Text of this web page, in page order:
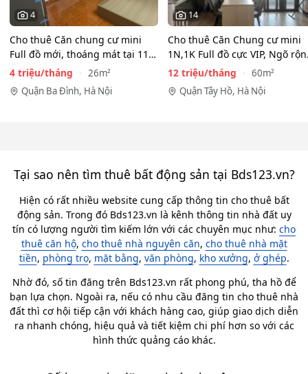
4
Cho thuê Căn chung cư mini
Full đồ mới, thoáng mát tại 116
Phan Kế Bính, Ba…
4 triệu/tháng
26m²
Quận Ba Đình, Hà Nội
14
Cho thuê Căn Chung cư mini
1N,1K Full đồ cực VIP, Ngõ
View toàn mặt hồ…
12 triệu/tháng
60m²
Quận Tây Hồ, Hà Nội
Tại sao nên tìm thuê bất động sản tại Bds123.vn?
Hiện có rất nhiều website cung cấp thông tin cho thuê bất
động sản. Trong đó Bds123.vn là kênh thông tin nhà đất uy
tín có lượng người tìm kiếm lớn với các chuyên mục như: cho
thuê căn hộ, cho thuê nhà nguyên căn, cho thuê nhà mặt
tiền, phòng trọ, mặt bằng, văn phòng, kho xưởng, ở ghép.
Nhờ đó, số tin đăng trên Bds123.vn rất phong phú, tha hồ để
bạn lựa chọn. Ngoài ra, nếu có nhu cầu đăng tin cho thuê nhà
đất thì cơ hội tiếp cận với khách hàng cao, giúp giao dịch diễn
ra nhanh chóng, hiệu quả và tiết kiệm chi phí hơn so với các
hình thức quảng cáo khác.